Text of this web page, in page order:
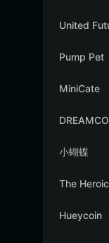
United
Pump Pet
MiniCate
小蝴蝶
The
Hueycoin